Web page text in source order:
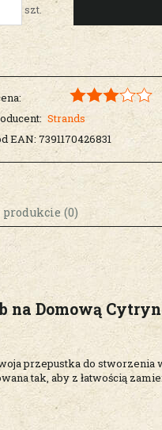
szt.
Strands
EAN: 7391170426831
kosztów
(0)
na Domową
przepustka do stworzenia
tak, aby z łatwością